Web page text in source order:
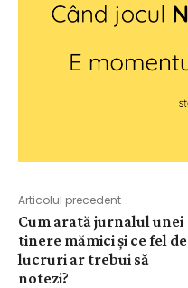
Articolul precedent
Cum arată jurnalul unei
tinere mămici și ce fel de
lucruri ar trebui să
notezi?